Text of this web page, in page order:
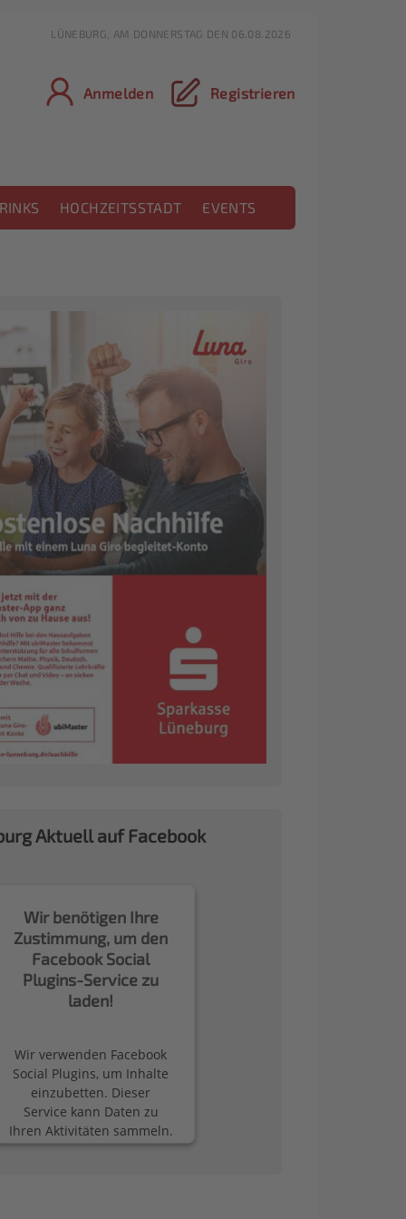
Anmelden Registrieren
HOCHZEITSSTADT EVENTS
LÜNEBURG, AM DONNERSTAG DEN 06.08.2026
Aktuell auf Facebook
Wir benötigen Ihre
Zustimmung, um den
Facebook Social
Plugins-Service zu
laden!
Wir verwenden Facebook
Social Plugins, um Inhalte
einzubetten. Dieser
Service kann Daten zu
Ihren Aktivitäten sammeln.
Bitte lesen Sie die Details